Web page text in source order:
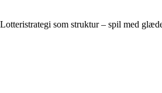
Lotteristrategi som struktur – spil med